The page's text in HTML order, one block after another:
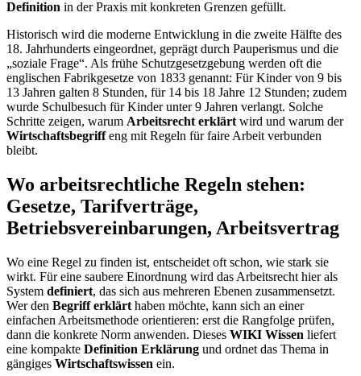
Definition in der Praxis mit konkreten Grenzen gefüllt.
Historisch wird die moderne Entwicklung in die zweite Hälfte des
18. Jahrhunderts eingeordnet, geprägt durch Pauperismus und die
„soziale Frage“. Als frühe Schutzgesetzgebung werden oft die
englischen Fabrikgesetze von 1833 genannt: Für Kinder von 9 bis
13 Jahren galten 8 Stunden, für 14 bis 18 Jahre 12 Stunden; zudem
wurde Schulbesuch für Kinder unter 9 Jahren verlangt. Solche
Schritte zeigen, warum Arbeitsrecht erklärt wird und warum der
Wirtschaftsbegriffeng mit Regeln für faire Arbeit verbunden
bleibt.
Wo arbeitsrechtliche Regeln stehen:
Gesetze, Tarifverträge,
Betriebsvereinbarungen, Arbeitsvertrag
Wo eine Regel zu finden ist, entscheidet oft schon, wie stark sie
wirkt. Für eine saubere Einordnung wird das Arbeitsrecht hier als
System definiert, das sich aus mehreren Ebenen zusammensetzt.
Wer den Begriff erklärt haben möchte, kann sich an einer
einfachen Arbeitsmethode orientieren: erst die Rangfolge prüfen,
dann die konkrete Norm anwenden. Dieses WIKI Wissen liefert
eine kompakte Definition Erklärung und ordnet das Thema in
gängiges Wirtschaftswissen ein.